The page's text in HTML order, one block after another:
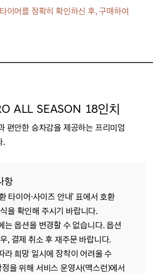
이어를 정확히 확인하신 후, 구매하여
ALL SEASON 18인치
편안한 승차감을 제공하는 프리미엄
.
항
타이어·사이즈 안내' 표에서 호환
을 확인해 주시기 바랍니다.
는 옵션을 변경할 수 없습니다. 옵션
, 결제 취소 후 재주문 바랍니다.
라 희망 일시에 장착이 어려울 수
을 위해 서비스 운영사(맥스런)에서